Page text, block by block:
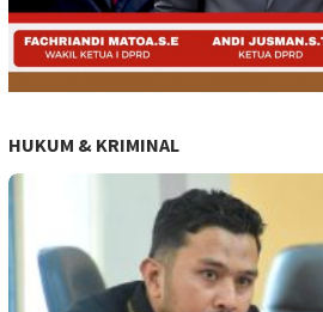
HUKUM & KRIMINAL